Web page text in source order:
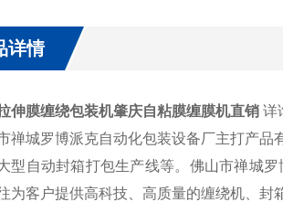
详情
伸膜缠绕包装机肇庆自粘膜缠膜机直销详
禅城罗博派克自动化包装设备厂主打产
型自动封箱打包生产线等。佛山市禅城
为客户提供高科技、高质量的缠绕机、